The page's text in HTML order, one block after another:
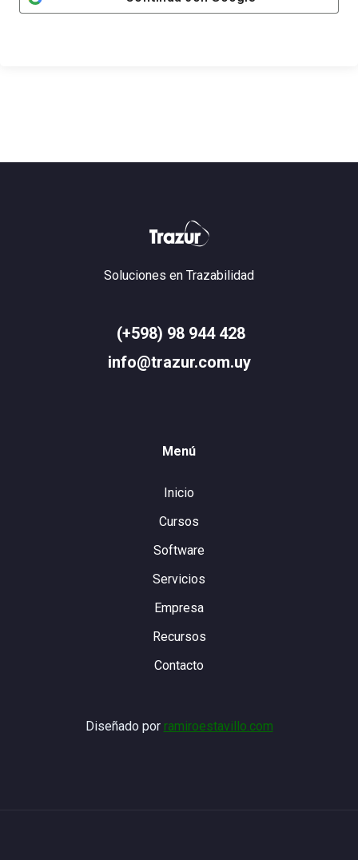
Soluciones en Trazabilidad
(+598) 98 944 428
info@trazur.com.uy
Menú
Inicio
Cursos
Software
Servicios
Empresa
Recursos
Contacto
Diseñado por ramiroestavillo.com